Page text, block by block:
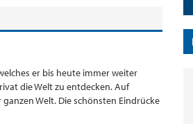
er bis heute immer weiter
die Welt zu entdecken. Auf
Welt. Die schönsten Eindrücke